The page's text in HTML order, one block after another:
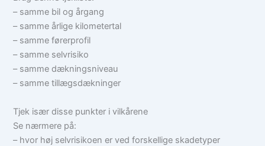
– samme bil og årgang
– samme årlige kilometertal
– samme førerprofil
– samme selvrisiko
– samme dækningsniveau
– samme tillægsdækninger
Tjek især disse punkter i vilkårene
Se nærmere på:
– hvor høj selvrisikoen er ved forskellige skadetyper